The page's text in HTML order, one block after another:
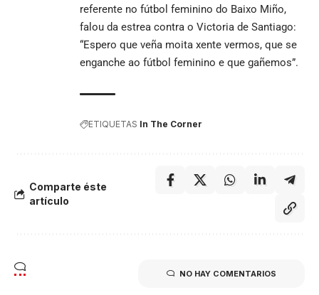
referente no fútbol feminino do Baixo Miño,
falou da estrea contra o Victoria de Santiago:
“Espero que veña moita xente vermos, que se
enganche ao fútbol feminino e que gañemos”.
ETIQUETAS In The Corner
Comparte éste
artículo
NO HAY COMENTARIOS